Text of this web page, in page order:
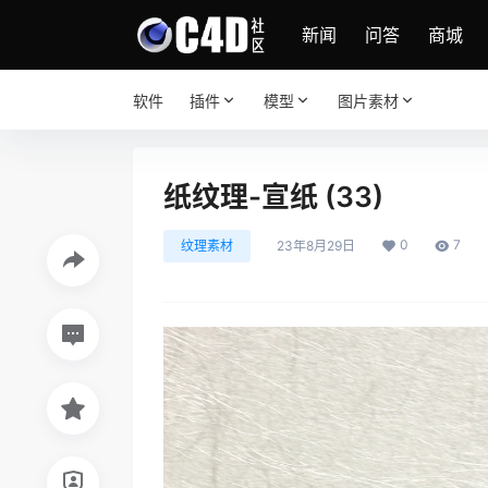
新闻 问答 商城
软件 插件 模型 图片素材
纸纹理-宣纸 (33)
纹理素材 23年8月29日 0 7